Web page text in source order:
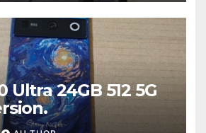
Ultra 24GB 512 5G